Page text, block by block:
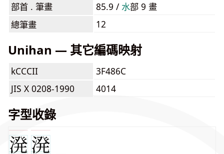
部首 . 筆畫
85.9 /⽔部 9 畫
總筆畫
12
Unihan — 其它編碼映射
kCCCII
3F486C
JIS X 0208-1990
4014
字型收錄